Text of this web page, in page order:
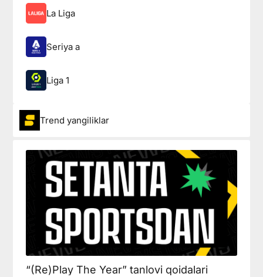
La Liga
Seriya a
Liga 1
Trend yangiliklar
“(Re)Play The Year” tanlovi qoidalari